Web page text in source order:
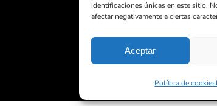
identificaciones únicas en este sitio.
afectar negativamente a ciertas
Aceptar
Política de cookies